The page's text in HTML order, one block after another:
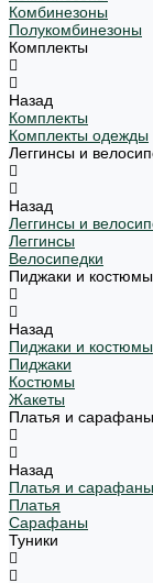
Комбинезоны
Полукомбинезоны
Комплекты
Назад
Комплекты
Комплекты одежды
Леггинсы и
Назад
Леггинсы и
Леггинсы
Велосипедки
Пиджаки и костюмы
Назад
Пиджаки и костюмы
Пиджаки
Костюмы
Жакеты
Платья и сарафаны
Назад
Платья и сарафаны
Платья
Сарафаны
Туники